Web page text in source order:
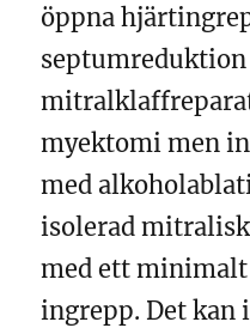
öppna
septumreduktion
myektomi men
med
isolerad
med ett
ingrepp. Det kan